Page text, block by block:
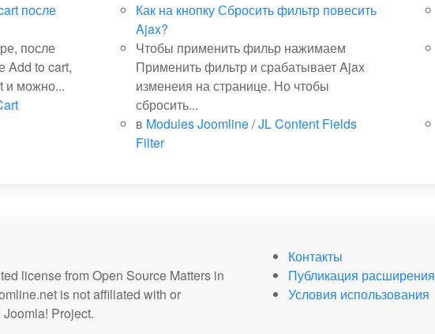
после
после
Add to cart,
и можно...
Как на кнопку Сбросить фильтр повесить
Ajax?
Чтобы применить фильр нажимаем
Применить фильтр и срабатывает Ajax
изменеия на странице. Но чтобы
сбросить...
в Modules Joomline/JL Content Fields
Filter
license from Open Source Matters in
is not affiliated with or
Project.
Контакты
Публикация расширения
Условия использования